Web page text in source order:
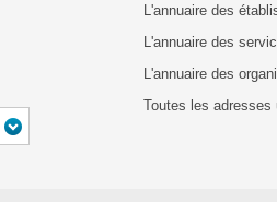
L'annuaire des
L'annuaire des
L'annuaire des
Toutes les adresses